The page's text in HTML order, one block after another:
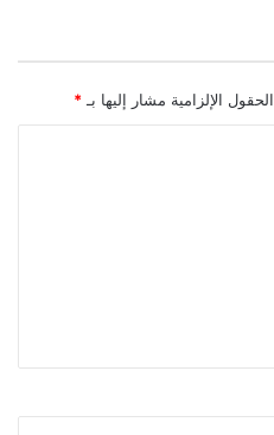
الحقول الإلزامية مشار إليها بـ *